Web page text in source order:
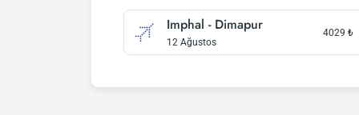
Imphal - Dimapur
12 Ağustos
4029 ₺